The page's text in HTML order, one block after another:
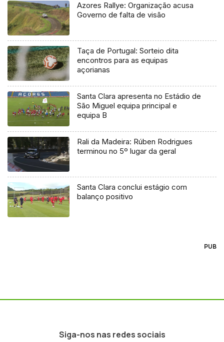
Azores Rallye: Organização acusa
Governo de falta de visão
Taça de Portugal: Sorteio dita
encontros para as equipas
açorianas
Santa Clara apresenta no Estádio de
São Miguel equipa principal e
equipa B
Rali da Madeira: Rúben Rodrigues
terminou no 5º lugar da geral
Santa Clara conclui estágio com
balanço positivo
PUB
Siga-nos nas redes sociais